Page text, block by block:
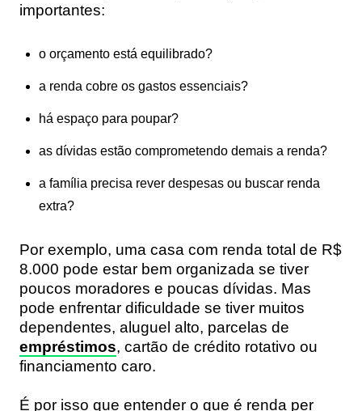
importantes:
o orçamento está equilibrado?
a renda cobre os gastos essenciais?
há espaço para poupar?
as dívidas estão comprometendo demais a renda?
a família precisa rever despesas ou buscar renda
extra?
Por exemplo, uma casa com renda total de R$
8.000 pode estar bem organizada se tiver
poucos moradores e poucas dívidas. Mas
pode enfrentar dificuldade se tiver muitos
dependentes, aluguel alto, parcelas de
empréstimos, cartão de crédito rotativo ou
financiamento caro.
É por isso que entender o que é renda per